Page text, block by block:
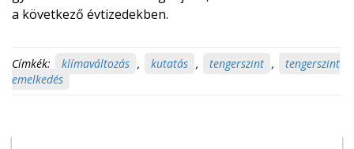
a következő évtizedekben.
Címkék: klímaváltozás , kutatás , tengerszint ,
tengerszint
emelkedés